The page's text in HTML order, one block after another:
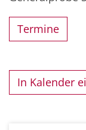
Termine
In Kalender